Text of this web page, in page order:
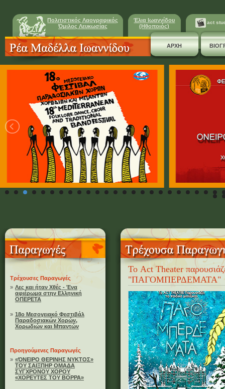
Πολιτιστικός Λαογραφικός
Όμιλος Λευκωσίας
Έλια Ιωαννίδου
(Ηθοποιός)
act
ΑΡΧΗ
Τρέχουσες Παραγωγές
» Λες και ήταν Χθές - Ένα
αφιέρωμα στην Ελληνική
ΟΠΕΡΕΤΑ
» 18ο Μεσογειακό Φεστιβάλ
Παραδοσιακών Χορών,
Χορωδιών και Μπαντών
Προηγούμενες Παραγωγές
» «ΌΝΕΙΡΟ ΘΕΡΙΝΗΣ ΝΥΚΤΟΣ»
ΤΟΥ ΣΑΙΞΠΗΡ ΟΜΑΔΑ
ΣΥΓΧΡΟΝΟΥ ΧΟΡΟΥ
«ΧΟΡΕΥΤΕΣ ΤΟΥ ΒΟΡΡΑ»
Το Act Theater
"ΠΑΓΟΜΠΕΡΔΕΜΑΤΑ"